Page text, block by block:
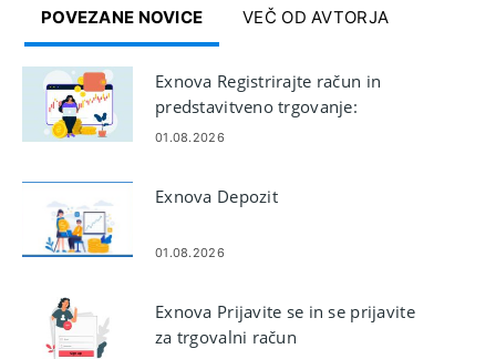
POVEZANE NOVICE VEČ OD AVTORJA
Exnova Registrirajte račun in
predstavitveno trgovanje:
pridobite predstavitveni dostop
01.08.2026
Exnova Depozit
01.08.2026
Exnova Prijavite se in se prijavite
za trgovalni račun